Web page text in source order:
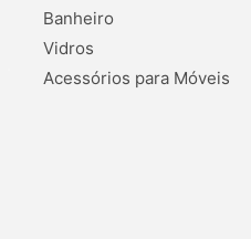
Banheiro
Vidros
Acessórios para Móveis